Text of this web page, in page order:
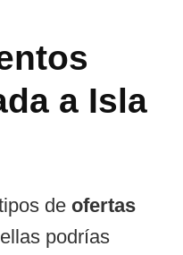
a Isla
de ofertas
podrías